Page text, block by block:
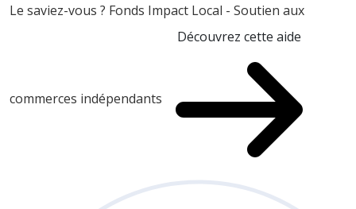
Le saviez-vous ? Fonds Impact Local - Soutien aux
commerces indépendants
Découvrez cette aide